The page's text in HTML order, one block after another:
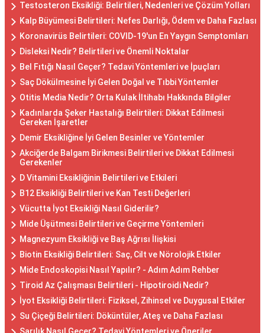
Testosteron Eksikliği: Belirtileri, Nedenleri ve Çözüm Yolları
Kalp Büyümesi Belirtileri: Nefes Darlığı, Ödem ve Daha Fazlası
Koronavirüs Belirtileri: COVID-19'un En Yaygın Semptomları
Disleksi Nedir? Belirtileri ve Önemli Noktalar
Bel Fıtığı Nasıl Geçer? Tedavi Yöntemleri ve İpuçları
Saç Dökülmesine İyi Gelen Doğal ve Tıbbi Yöntemler
Otitis Media Nedir? Orta Kulak İltihabı Hakkında Bilgiler
Kadınlarda Şeker Hastalığı Belirtileri: Dikkat Edilmesi
Gereken İşaretler
Demir Eksikliğine İyi Gelen Besinler ve Yöntemler
Akciğerde Balgam Birikmesi Belirtileri ve Dikkat Edilmesi
Gerekenler
D Vitamini Eksikliğinin Belirtileri ve Etkileri
B12 Eksikliği Belirtileri ve Kan Testi Değerleri
Vücutta İyot Eksikliği Nasıl Giderilir?
Mide Üşütmesi Belirtileri ve Geçirme Yöntemleri
Magnezyum Eksikliği ve Baş Ağrısı İlişkisi
Biotin Eksikliği Belirtileri: Saç, Cilt ve Nörolojik Etkiler
Mide Endoskopisi Nasıl Yapılır? - Adım Adım Rehber
Tiroid Az Çalışması Belirtileri - Hipotiroidi Nedir?
İyot Eksikliği Belirtileri: Fiziksel, Zihinsel ve Duygusal Etkiler
Su Çiçeği Belirtileri: Döküntüler, Ateş ve Daha Fazlası